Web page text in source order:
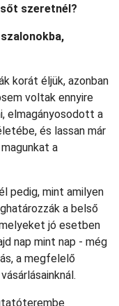
szeretnél?
korát éljük, azonban
voltak ennyire
elmagányosodott a
és lassan már
a
pedig, mint amilyen
a belső
jó esetben
nap mint nap - még
a megfelelő